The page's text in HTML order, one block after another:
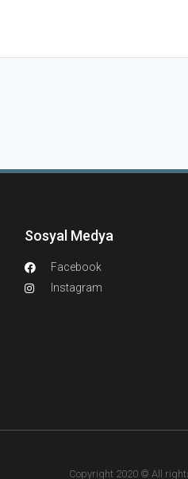
Sosyal Medya
Facebook
Instagram
Copyright 2020 © All